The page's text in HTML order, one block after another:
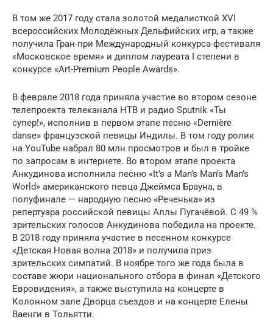
В том же 2017 году стала золотой медалисткой XVI
всероссийских Молодёжных Дельфийских игр, а также
получила Гран-при Международный конкурса-фестиваля
«Московское время» и диплом лауреата I степени в
конкурсе «Art-Premium People Awards».
В феврале 2018 года приняла участие во втором сезоне
телепроекта телеканала НТВ и радио Sputnik «Ты
супер!», исполнив в первом этапе песню «Dernière
danse» французской певицы Индилы. В том году ролик
на YouTube набрал 80 млн просмотров и был в тройке
по запросам в интернете. Во втором этапе проекта
Анкудинова исполнила песню «It’s a Man’s Man’s Man’s
World» американского певца Джеймса Брауна, в
полуфинале — народную песню «Реченька» из
репертуара российской певицы Аллы Пугачёвой. С 49 %
зрительских голосов Анкудинова победила на проекте.
В 2018 году приняла участие в песенном конкурсе
«Детская Новая волна 2018» и получила приз
зрительских симпатий. В ноябре того же года была в
составе жюри национального отбора в финал «Детского
Евровидения», а также выступила на концерте в
Колонном зале Дворца съездов и на концерте Елены
Ваенги в Тольятти.